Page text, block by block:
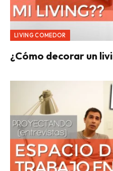
LIVING COMEDOR
¿Cómo decorar un